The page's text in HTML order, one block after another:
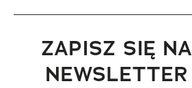
ZAPISZ SIĘ NA
NEWSLETTER